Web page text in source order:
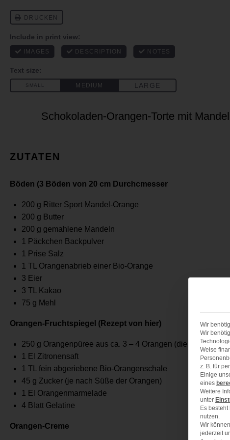
Schokoladen-Orangen-Torte mit
ZUTATEN
Böden (3 Böden von 20 cm Durchcmesser
200 g Ritter Sport Mandel-Orange
200 g Butter
200 g gemahlene Mandeln
1
Päckchen Backpulver
1
Prise Salz
1 TL Orangenabrieb einer Bio-Orange
3 Eier
3 TL Kakao
75 g Mehl
Orangen-Fruchtspiegel (Rezept von hier)
250 g Orangenpüree aus ca. 3 – 4 Orangen (die Filets
1
El Zitronensaft
1 TL fein abgeriebene Bio-Orangenschale
45 g Zucker (je nach Süße der Orangen)
1
El Orangenmarmelade
4 Blatt Gelatine
Orangen-Creme
Wir
Wir
Weise
z. B. für
Einige
eines
Weitere
unter
Es
nutzen.
Wir
jederzeit